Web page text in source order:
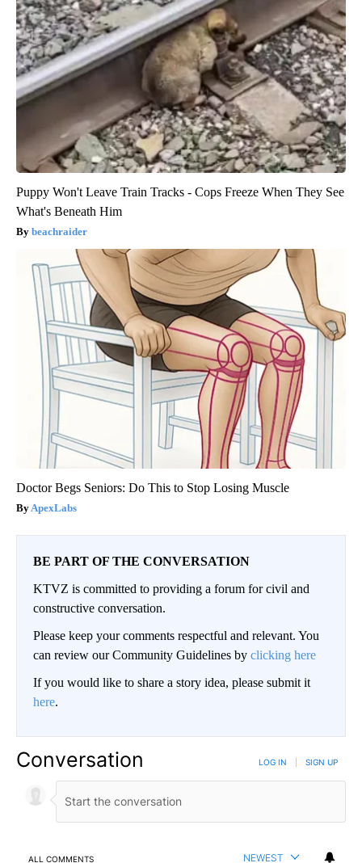
Puppy Won't Leave Train Tracks - Cops Freeze When They See
What's Beneath Him
beachraider
Doctor Begs Seniors: Do This to Stop Losing Muscle
ApexLabs
BE PART OF THE CONVERSATION
KTVZ is committed to providing a forum for civil and
constructive conversation.
Please keep your comments respectful and relevant. You
can review our Community Guidelines by clicking here
If you would like to share a story idea, please submit it
here.
Conversation LOG IN SIGN UP
ALL COMMENTS NEWEST